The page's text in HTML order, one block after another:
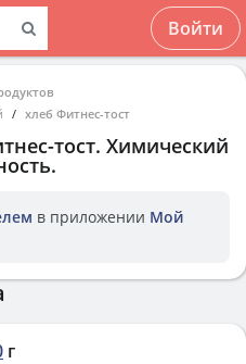
Войти
хлеб Фитнес-тост
тост. Химический
в приложении Мой
г